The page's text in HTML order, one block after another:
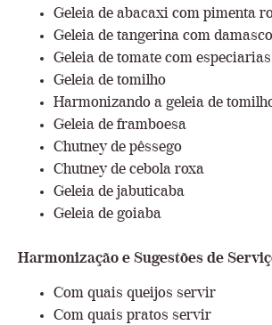
Geleia de abacaxi com pimenta
Geleia de tangerina com
Geleia de tomate com especiarias
Geleia de tomilho
Harmonizando a geleia de
Geleia de framboesa
Chutney de pêssego
Chutney de cebola roxa
Geleia de jabuticaba
Geleia de goiaba
Harmonização e Sugestões de
Com quais queijos servir
Com quais pratos servir